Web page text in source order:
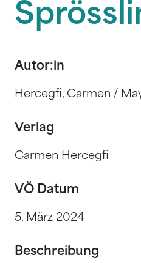
Autor:in
Hercegfi, Carmen /
Verlag
Carmen Hercegfi
VÖ Datum
5. März 2024
Beschreibung